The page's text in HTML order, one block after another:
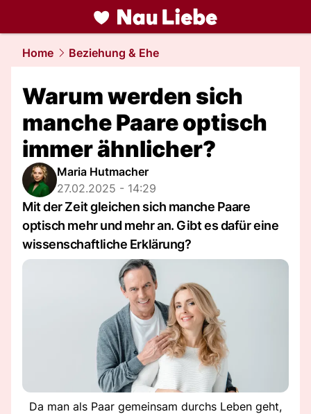
liebe.NAU.ch
Home Beziehung & Ehe
Warum werden sich
manche Paare optisch
immer ähnlicher?
Maria Hutmacher
27.02.2025 - 14:29
Mit der Zeit gleichen sich manche Paare
optisch mehr und mehr an. Gibt es dafür eine
wissenschaftliche Erklärung?
Da man als Paar gemeinsam durchs Leben geht,